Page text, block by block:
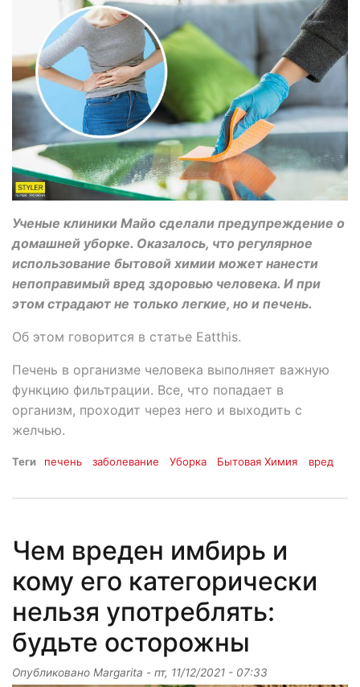
Ученые клиники Майо сделали предупреждение о
домашней уборке. Оказалось, что регулярное
использование бытовой химии может нанести
непоправимый вред здоровью человека. И при
этом страдают не только легкие, но и печень.
Об этом говорится в статье Eatthis.
Печень в организме человека выполняет важную
функцию фильтрации. Все, что попадает в
организм, проходит через него и выходить с
желчью.
Теги печень заболевание Уборка Бытовая Химия вред
Чем вреден имбирь и
кому его категорически
нельзя употреблять:
будьте осторожны
Опубликовано Margarita - пт, 11/12/2021 - 07:33